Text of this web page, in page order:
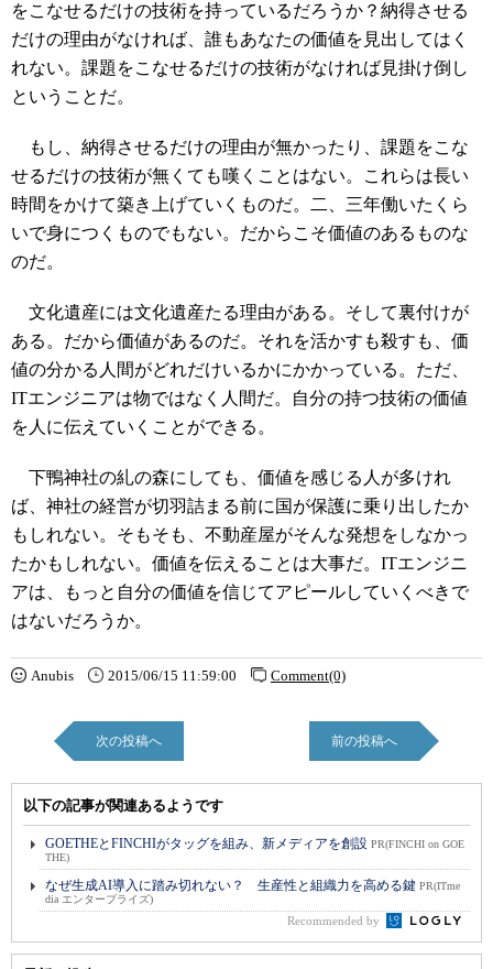
をこなせるだけの技術を持っているだろうか？納得させる
だけの理由がなければ、誰もあなたの価値を見出してはく
れない。課題をこなせるだけの技術がなければ見掛け倒し
ということだ。
もし、納得させるだけの理由が無かったり、課題をこな
せるだけの技術が無くても嘆くことはない。これらは長い
時間をかけて築き上げていくものだ。二、三年働いたくら
いで身につくものでもない。だからこそ価値のあるものな
のだ。
文化遺産には文化遺産たる理由がある。そして裏付けが
ある。だから価値があるのだ。それを活かすも殺すも、価
値の分かる人間がどれだけいるかにかかっている。ただ、
ITエンジニアは物ではなく人間だ。自分の持つ技術の価値
を人に伝えていくことができる。
下鴨神社の糺の森にしても、価値を感じる人が多けれ
ば、神社の経営が切羽詰まる前に国が保護に乗り出したか
もしれない。そもそも、不動産屋がそんな発想をしなかっ
たかもしれない。価値を伝えることは大事だ。ITエンジニ
アは、もっと自分の価値を信じてアピールしていくべきで
はないだろうか。
Anubis 2015/06/15 11:59:00 Comment(0)
次の投稿へ 前の投稿へ
以下の記事が関連あるようです
GOETHEとFINCHIがタッグを組み、新メディアを創設 PR(FINCHI on GOE
THE)
なぜ生成AI導入に踏み切れない？ 生産性と組織力を高める鍵 PR(ITme
dia エンタープライズ)
Recommended by